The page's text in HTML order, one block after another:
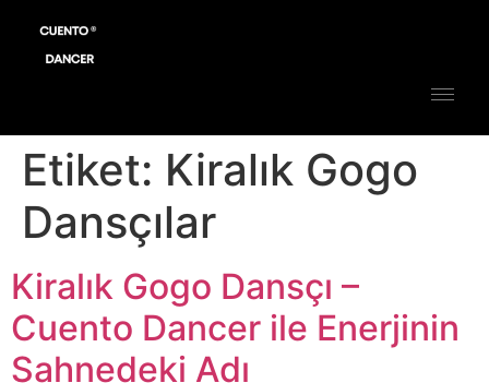
Etiket: Kiralık Gogo
Dansçılar
Kiralık Gogo Dansçı –
Cuento Dancer ile Enerjinin
Sahnedeki Adı